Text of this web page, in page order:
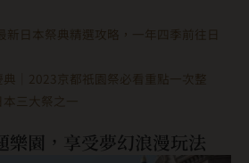
新日本祭典精選攻略，一年四季前往日
典｜2023京都祇園祭必看重點一次整
三大祭之一
樂園，享受夢幻浪漫玩法